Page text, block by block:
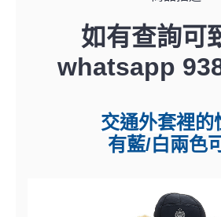
如有查詢可
whatsapp
交通外套裡的
有藍/白兩色